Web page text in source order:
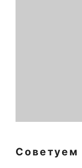
Советуем